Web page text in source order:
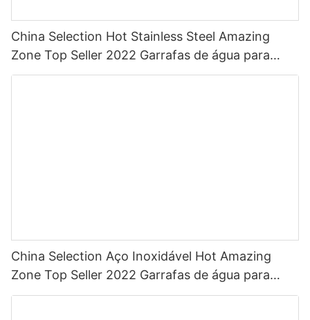
China Selection Hot Stainless Steel Amazing
Zone Top Seller 2022 Garrafas de água para
esportes com palha com cor personalizada
China Selection Aço Inoxidável Hot Amazing
Zone Top Seller 2022 Garrafas de água para
esportes com palha com cor personalizada